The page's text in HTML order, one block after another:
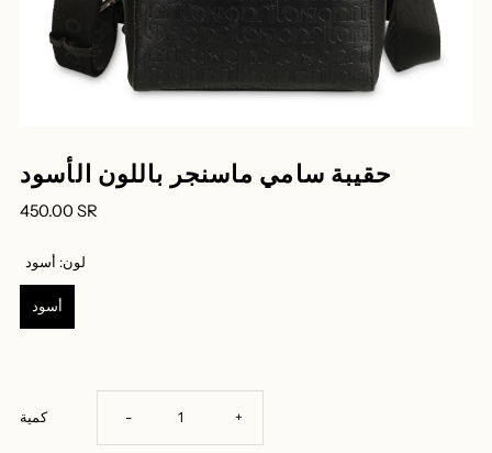
حقيبة سامي ماسنجر باللون الأسود
450.00 SR
لون: أسود
أسود
كمية تقليل
- زيادة
+